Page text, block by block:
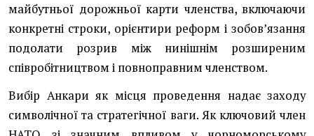
майбутньої дорожньої карти членства, включаючи
конкретні строки, орієнтири реформ і зобов’язання
подолати розрив між нинішнім розширеним
співробітництвом і повноправним членством.
Вибір Анкари як місця проведення надає заходу
символічної та стратегічної ваги. Як ключовий член